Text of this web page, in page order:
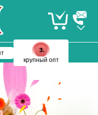
крупный опт